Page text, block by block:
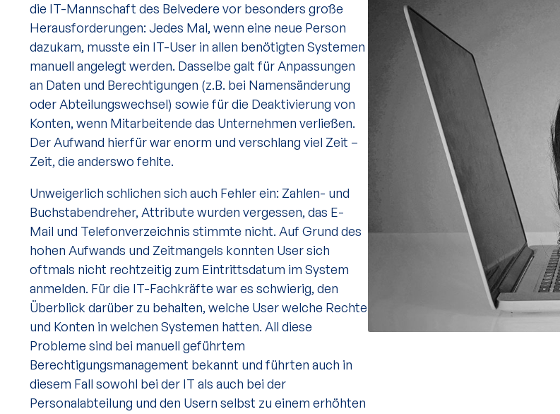
die IT-Mannschaft des Belvedere vor besonders große
Herausforderungen: Jedes Mal, wenn eine neue Person
dazukam, musste ein IT-User in allen benötigten Systemen
manuell angelegt werden. Dasselbe galt für Anpassungen
an Daten und Berechtigungen (z.B. bei Namensänderung
oder Abteilungswechsel) sowie für die Deaktivierung von
Konten, wenn Mitarbeitende das Unternehmen verließen.
Der Aufwand hierfür war enorm und verschlang viel Zeit –
Zeit, die anderswo fehlte.
Unweigerlich schlichen sich auch Fehler ein: Zahlen- und
Buchstabendreher, Attribute wurden vergessen, das E-
Mail und Telefonverzeichnis stimmte nicht. Auf Grund des
hohen Aufwands und Zeitmangels konnten User sich
oftmals nicht rechtzeitig zum Eintrittsdatum im System
anmelden. Für die IT-Fachkräfte war es schwierig, den
Überblick darüber zu behalten, welche User welche Rechte
und Konten in welchen Systemen hatten. All diese
Probleme sind bei manuell geführtem
Berechtigungsmanagement bekannt und führten auch in
diesem Fall sowohl bei der IT als auch bei der
Personalabteilung und den Usern selbst zu einem erhöhten